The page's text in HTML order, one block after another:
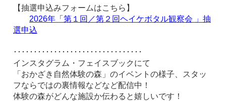
【抽選申込みフォームはこちら】
2026年「第１回／第２回ヘイケボタル観察会 」抽
選申込
････････････････････････････････
インスタグラム・フェイスブックにて
「おかざき自然体験の森」のイベントの様子、スタッ
フならではの裏情報などなど配信中！
体験の森がどんな施設か伝わると嬉しいです！